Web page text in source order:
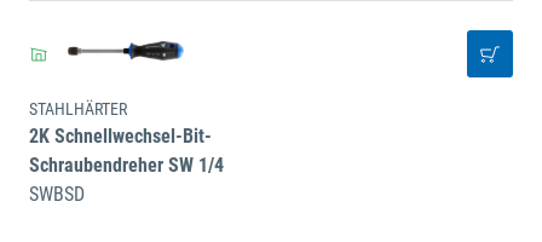
STAHLHÄRTER
2K Schnellwechsel-Bit-
Schraubendreher SW 1/4
SWBSD